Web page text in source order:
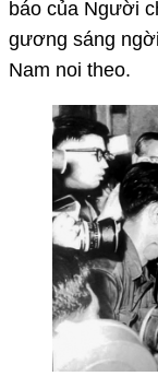
báo của Người
gương sáng
Nam noi theo.